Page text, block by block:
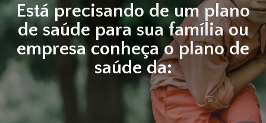
Está precisando de um plano
de saúde para sua família ou
empresa conheça o plano de
saúde da: